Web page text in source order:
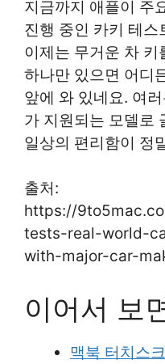
지금까지 애플이 주
진행 중인 카키 테스
이제는 무거운 차 키
하나만 있으면 어디
앞에 와 있네요. 여
가 지원되는 모델로
일상의 편리함이 정
출처:
https://
tests-real-world-
with-major-car-
이어서 보
맥북 터치스